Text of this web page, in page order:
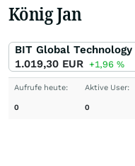
König Jan
BIT Global
1.019,30 EUR +1,96 %
Aufrufe heute:
0
Aktive User:
0